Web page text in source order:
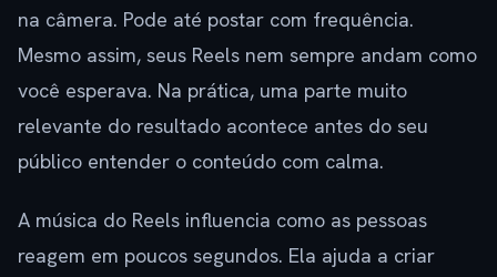
na câmera. Pode até postar com frequência.
Mesmo assim, seus Reels nem sempre andam como
você esperava. Na prática, uma parte muito
relevante do resultado acontece antes do seu
público entender o conteúdo com calma.
A música do Reels influencia como as pessoas
reagem em poucos segundos. Ela ajuda a criar